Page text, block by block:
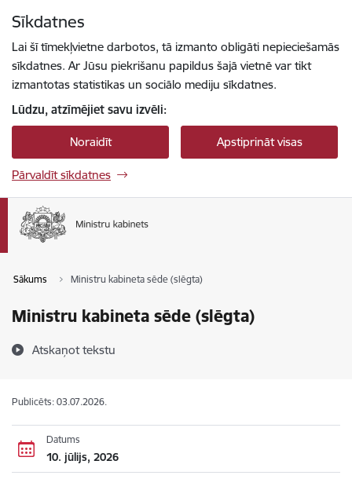
Sīkdatnes
Lai šī tīmekļvietne darbotos, tā izmanto obligāti nepieciešamās
sīkdatnes. Ar Jūsu piekrišanu papildus šajā vietnē var tikt
izmantotas statistikas un sociālo mediju sīkdatnes.
Lūdzu, atzīmējiet savu izvēli:
Noraidīt Apstiprināt visas
Pārvaldīt sīkdatnes
Sākums Ministru kabineta sēde (slēgta)
Ministru kabineta sēde (slēgta)
Atskaņot tekstu
Publicēts: 03.07.2026.
Datums
10. jūlijs, 2026